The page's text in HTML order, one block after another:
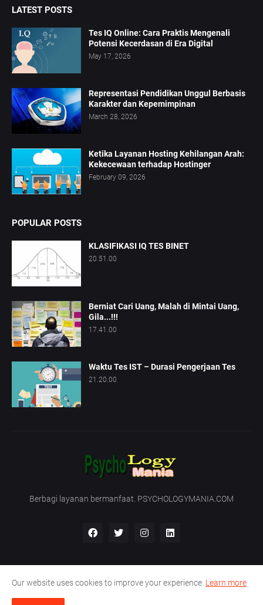
LATEST POSTS
Tes IQ Online: Cara Praktis Mengenali
Potensi Kecerdasan di Era Digital
May 17, 2026
Representasi Pendidikan Unggul Berbasis
Karakter dan Kepemimpinan
March 28, 2026
Ketika Layanan Hosting Kehilangan Arah:
Kekecewaan terhadap Hostinger
February 09, 2026
POPULAR POSTS
KLASIFIKASI IQ TES BINET
20.51.00
Berniat Cari Uang, Malah di Mintai Uang,
Gila...!!!
17.41.00
Waktu Tes IST – Durasi Pengerjaan Tes
21.20.00
Berbagi layanan bermanfaat. PSYCHOLOGYMANIA.COM
Tentang Kami Hubungi Kami
Our website uses cookies to improve your experience. Learn more